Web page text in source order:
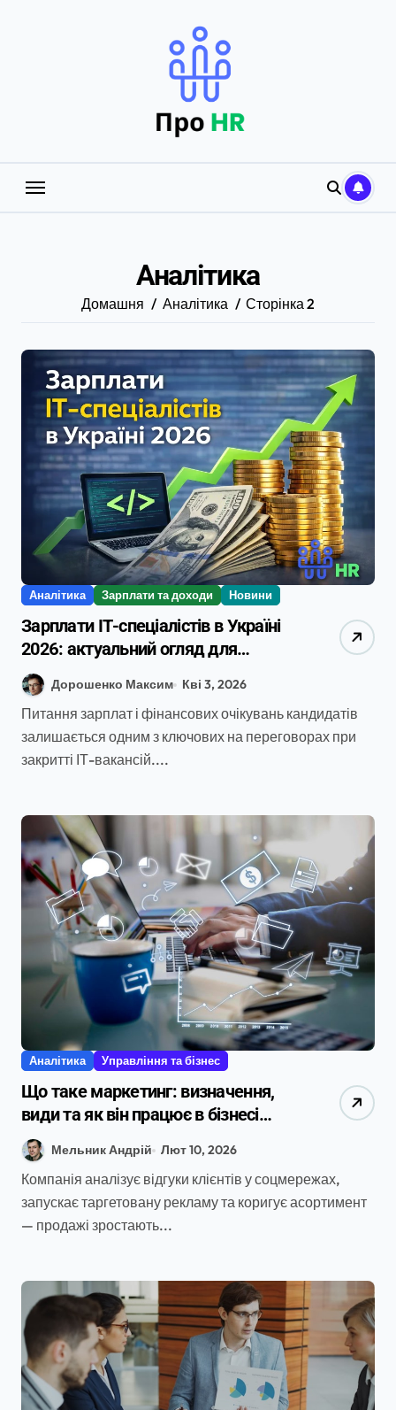
Аналітика
Домашня Аналітика Сторінка 2
Аналітика Зарплати та доходи Новини
Зарплати ІТ-спеціалістів в Україні
2026: актуальний огляд для
компаній та рекрутерів
Дорошенко Максим Кві 3, 2026
Питання зарплат і фінансових очікувань кандидатів
залишається одним з ключових на переговорах при
закритті ІТ-вакансій....
Аналітика Управління та бізнес
Що таке маркетинг: визначення,
види та як він працює в бізнесі
2026 року
Мельник Андрій Лют 10, 2026
Компанія аналізує відгуки клієнтів у соцмережах,
запускає таргетовану рекламу та коригує асортимент
— продажі зростають...